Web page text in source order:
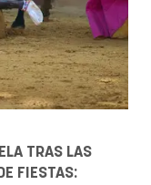
TRAS LAS
FIESTAS: